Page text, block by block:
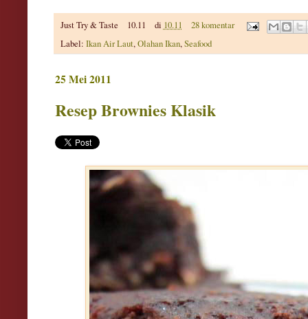
Just Try & Taste 10.11 di 10.11
28 komentar
Label: Ikan Air Laut,Olahan Ikan,Seafood
25 Mei 2011
Resep Brownies Klasik